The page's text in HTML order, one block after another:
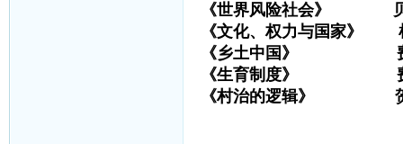
《世界风险社会》
《文化、权力与国家》
《乡土中国》 费
《生育制度》 费
《村治的逻辑》 贺